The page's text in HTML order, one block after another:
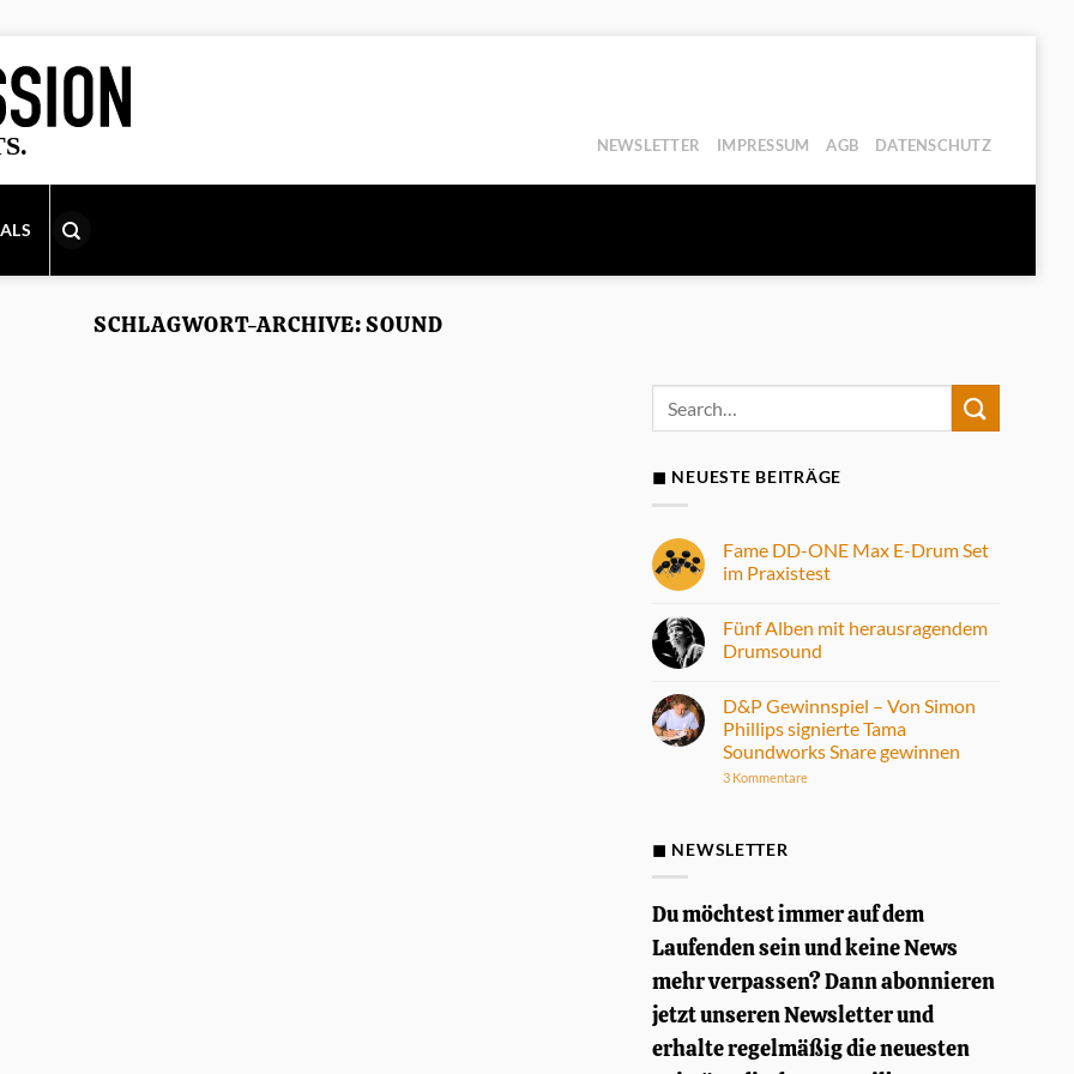
NEWSLETTER IMPRESSUM AGB DATENSCHUTZ
SCHLAGWORT-ARCHIVE:SOUND
◼ NEUESTE BEITRÄGE
Fame DD-ONE Max E-Drum Set
im Praxistest
zu
Fame
DD-
E-
Drum
Set
im
Fünf Alben mit herausragendem
Drumsound
zu
Fünf
Alben
mit
Drumsound
D&P Gewinnspiel – Von Simon
Phillips signierte Tama
Soundworks Snare gewinnen
3 Kommentarezu
Soundworks
gewinnen
◼ NEWSLETTER
Du möchtest immer auf dem
Laufenden sein und keine News
mehr verpassen? Dann abonnieren
jetzt unseren Newsletter und
erhalte regelmäßig die neuesten